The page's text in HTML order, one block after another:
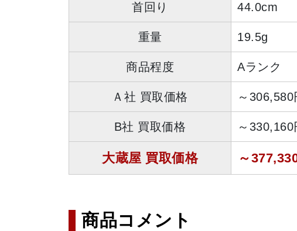
首回り 44.0cm
重量 19.5g
商品程度 Aランク
Ａ社 買取価格 ～306,580
B社 買取価格 ～330,160
大蔵屋 買取価格 ～
商品コメント